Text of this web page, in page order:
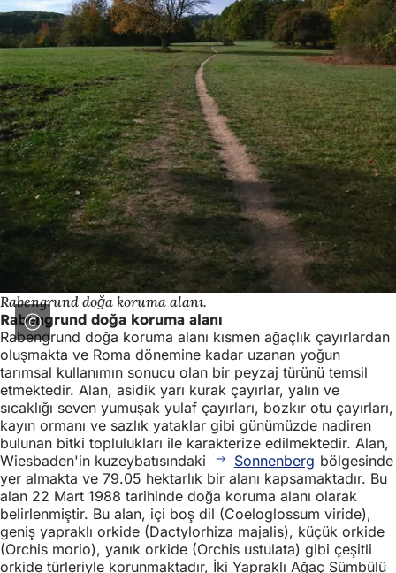
Rabengrund doğa koruma alanı.
Rabengrund doğa koruma alanı
Rabengrund doğa koruma alanı kısmen ağaçlık çayırlardan
oluşmakta ve Roma dönemine kadar uzanan yoğun
tarımsal kullanımın sonucu olan bir peyzaj türünü temsil
etmektedir. Alan, asidik yarı kurak çayırlar, yalın ve
sıcaklığı seven yumuşak yulaf çayırları, bozkır otu çayırları,
kayın ormanı ve sazlık yataklar gibi günümüzde nadiren
bulunan bitki toplulukları ile karakterize edilmektedir. Alan,
Wiesbaden'in kuzeybatısındaki
Sonnenberg bölgesinde
yer almakta ve 79.05 hektarlık bir alanı kapsamaktadır. Bu
alan 22 Mart 1988 tarihinde doğa koruma alanı olarak
belirlenmiştir. Bu alan, içi boş dil (Coeloglossum viride),
geniş yapraklı orkide (Dactylorhiza majalis), küçük orkide
(Orchis morio), yanık orkide (Orchis ustulata) gibi çeşitli
orkide türleriyle korunmaktadır, İki Yapraklı Ağaç Sümbülü